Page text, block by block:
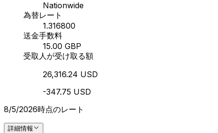
Nationwide
為替レート
1.316800
送金手数料
15.00 GBP
受取人が受け取る額
26,316.24 USD
-347.75 USD
8/5/2026時点のレート
詳細情報